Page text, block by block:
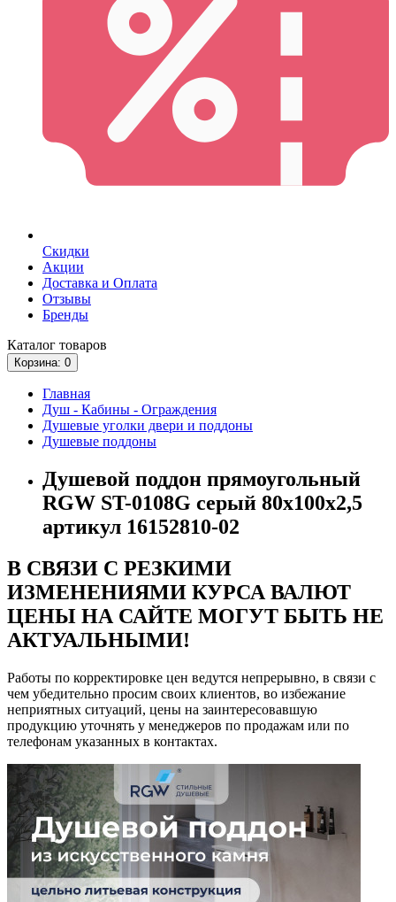
Скидки
Акции
Доставка и Оплата
Отзывы
Бренды
Каталог товаров
Корзина: 0
Главная
Душ - Кабины - Ограждения
Душевые уголки двери и поддоны
Душевые поддоны
Душевой поддон прямоугольный
RGW ST-0108G серый 80х100х2,5
артикул 16152810-02
В СВЯЗИ С РЕЗКИМИ
ИЗМЕНЕНИЯМИ КУРСА ВАЛЮТ
ЦЕНЫ НА САЙТЕ МОГУТ БЫТЬ НЕ
АКТУАЛЬНЫМИ!
Работы по корректировке цен ведутся непрерывно, в связи с
чем убедительно просим своих клиентов, во избежание
неприятных ситуаций, цены на заинтересовавшую
продукцию уточнять у менеджеров по продажам или по
телефонам указанных в контактах.